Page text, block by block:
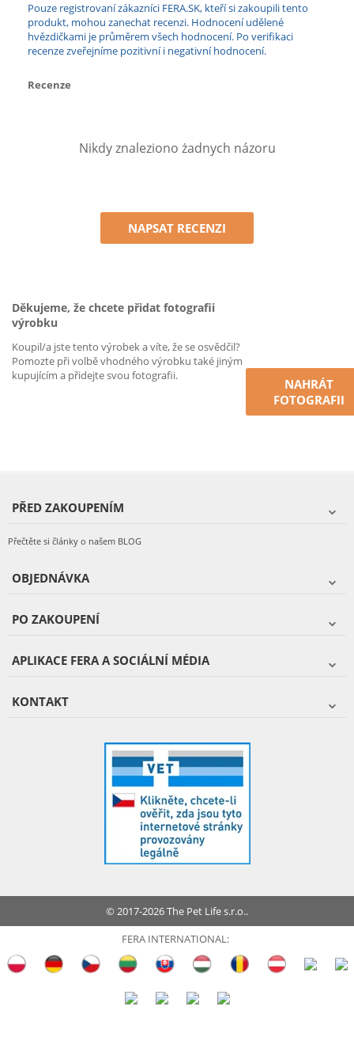
Pouze registrovaní zákazníci FERA.SK, kteří si zakoupili tento
produkt, mohou zanechat recenzi. Hodnocení udělené
hvězdičkami je průměrem všech hodnocení. Po verifikaci
recenze zveřejníme pozitivní i negativní hodnocení.
Recenze
Nikdy znaleziono żadnych názoru
NAPSAT RECENZI
Děkujeme, že chcete přidat fotografii
výrobku
Koupil/a jste tento výrobek a víte, že se osvědčil?
Pomozte při volbě vhodného výrobku také jiným
kupujícím a přidejte svou fotografii.
NAHRÁT
FOTOGRAFII
PŘED ZAKOUPENÍM
Přečtěte si články o našem BLOG
OBJEDNÁVKA
PO ZAKOUPENÍ
APLIKACE FERA A SOCIÁLNÍ MÉDIA
KONTAKT
© 2017-2026 The Pet Life s.r.o..
FERA INTERNATIONAL: